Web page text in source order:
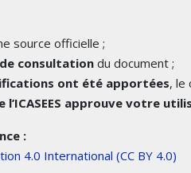
source officielle ;
consultation du document ;
ont été apportées, le
l’ICASEES approuve votre
:
4.0 International (CC BY 4.0)